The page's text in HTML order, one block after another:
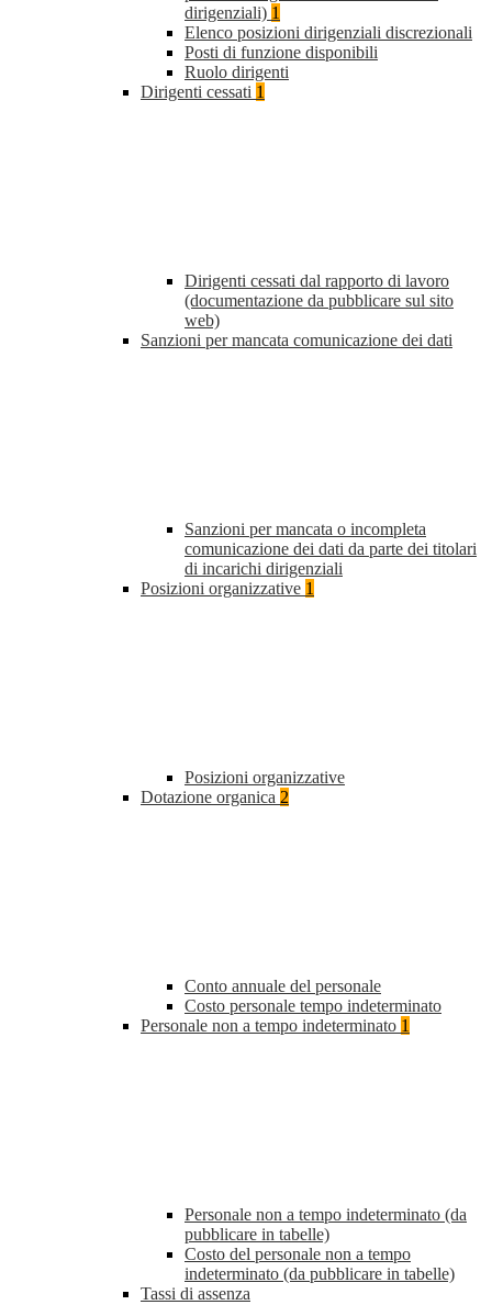
dirigenziali) 1
Elenco posizioni dirigenziali discrezionali
Posti di funzione disponibili
Ruolo dirigenti
Dirigenti cessati 1
Dirigenti cessati dal rapporto di lavoro
(documentazione da pubblicare sul sito
web)
Sanzioni per mancata comunicazione dei dati
Sanzioni per mancata o incompleta
comunicazione dei dati da parte dei titolari
di incarichi dirigenziali
Posizioni organizzative 1
Posizioni organizzative
Dotazione organica 2
Conto annuale del personale
Costo personale tempo indeterminato
Personale non a tempo indeterminato 1
Personale non a tempo indeterminato (da
pubblicare in tabelle)
Costo del personale non a tempo
indeterminato (da pubblicare in tabelle)
Tassi di assenza